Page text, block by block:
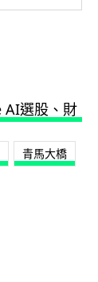
青馬大橋